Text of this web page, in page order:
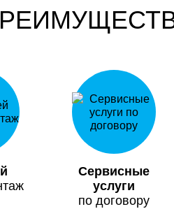
Сервисные
услуги
по договору